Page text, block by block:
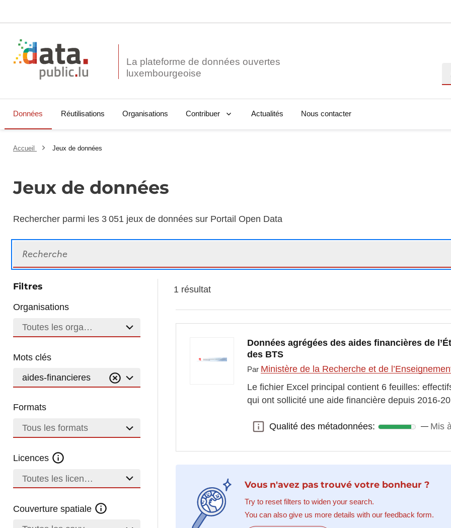
La plateforme de données ouvertes
Données Réutilisations Organisations Contribuer Actualités Nous contacter
Accueil Jeux de données
Jeux de données
Rechercher parmi les 3 051 jeux de données sur Portail Open Data
Filtres
Organisations
Toutes les organisations
Mots clés
aides-financieres
Formats
Tous les formats
Licences
Toutes les licences
Couverture spatiale
1 résultat
Données agrégées des aides financières de
des BTS
Par Ministère de la Recherche et de
Le fichier Excel principal contient 6 feuilles:
qui ont sollicité une aide financière depuis 2016-
Qualité des métadonnées:
Qualité des métadonnées: Mis
Vous n'avez pas trouvé votre bonheur ?
Try to reset filters to widen your search.
You can also give us more details with our feedback form.